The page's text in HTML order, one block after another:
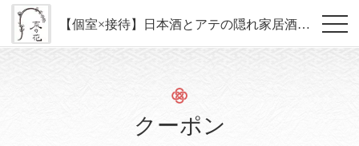
【個室×接待】日本酒とアテの隠れ家居酒屋 おばんざい菜の花 すすきの
クーポン